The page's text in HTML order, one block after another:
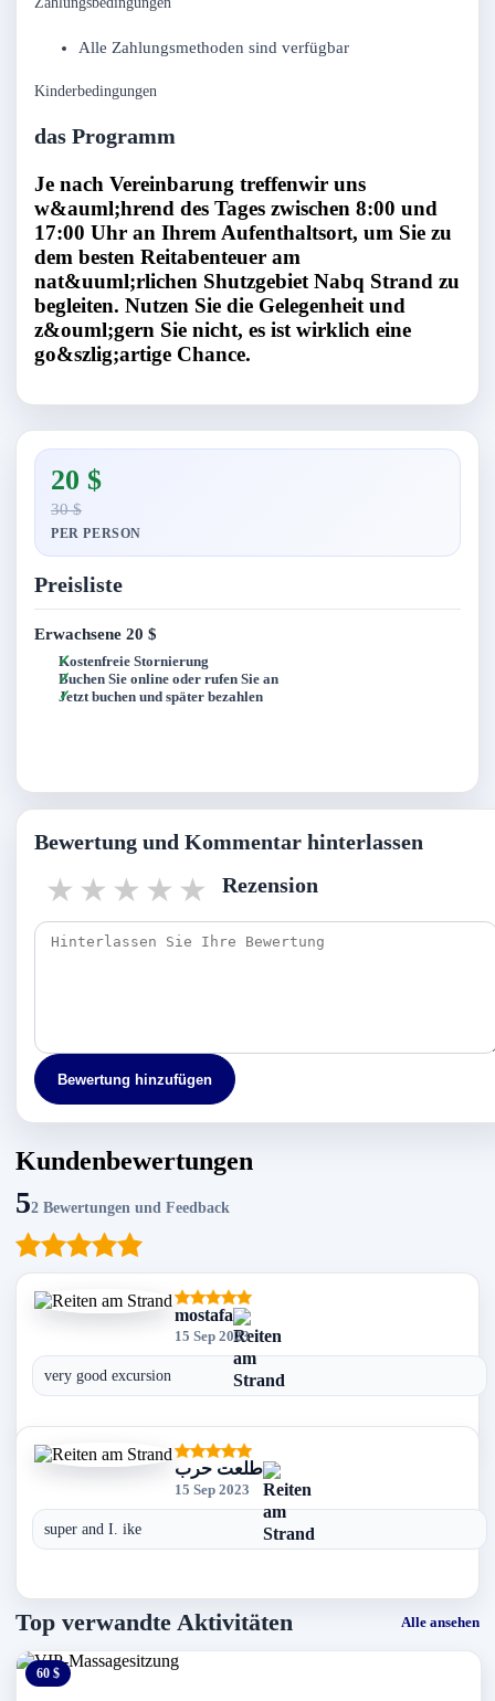
Alle Zahlungsmethoden sind verfügbar
Kinderbedingungen
das Programm
Je nach Vereinbarung treffenwir uns
w&auml;hrend des Tages zwischen 8:00 und
17:00 Uhr an Ihrem Aufenthaltsort, um Sie zu
dem besten Reitabenteuer am
nat&uuml;rlichen Shutzgebiet Nabq Strand zu
begleiten. Nutzen Sie die Gelegenheit und
z&ouml;gern Sie nicht, es ist wirklich eine
go&szlig;artige Chance.
20 $
30 $
PER PERSON
Preisliste
Erwachsene 20 $
Kostenfreie Stornierung
Buchen Sie online oder rufen Sie an
Jetzt buchen und später bezahlen
Bewertung und Kommentar hinterlassen
5 stars
4 stars
3 stars
2 stars
1 star Rezension
Bewertung hinzufügen
Kundenbewertungen
52 Bewertungen und Feedback
mostafa
15 Sep 2023
very good excursion
طلعت حرب
15 Sep 2023
super and I. ike
Top verwandte Aktivitäten Alle ansehen
60 $